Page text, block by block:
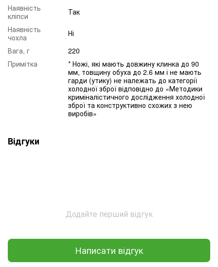
Наявність
кліпси
Так
Наявність
чохла
Ні
Вага, г
220
Примітка
* Ножі, які мають довжину клинка до 90
мм, товщину обуха до 2.6 мм і не мають
гарди (утику) не належать до категорії
холодної зброї відповідно до «Методики
криміналістичного дослідження холодної
зброї та конструктивно схожих з нею
виробів»
Відгуки
Додайте перший відгук
Написати відгук